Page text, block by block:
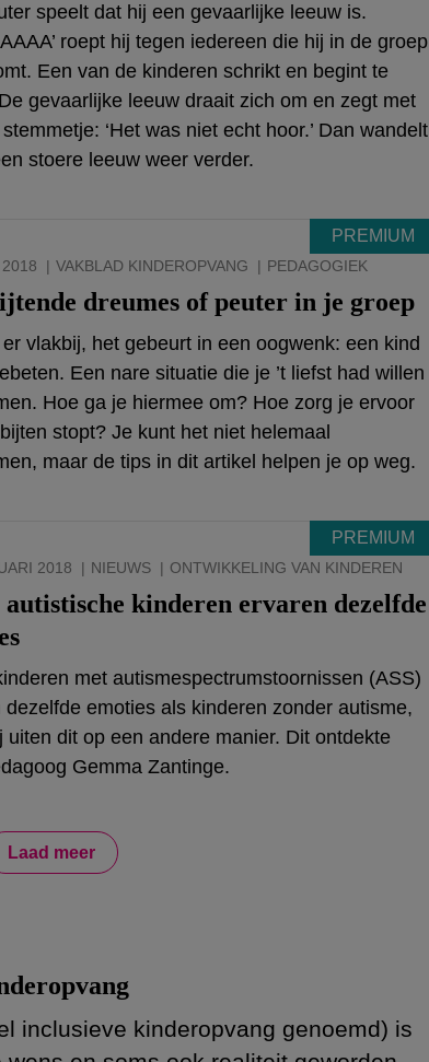
speelt dat hij een gevaarlijke leeuw is.
roept hij tegen iedereen die hij in de groep
Een van de kinderen schrikt en begint te
gevaarlijke leeuw draait zich om en zegt met
‘Het was niet echt hoor.’ Dan wandelt
stoere leeuw weer verder.
VAKBLAD KINDEROPVANG PEDAGOGIEK
dreumes of peuter in je groep
vlakbij, het gebeurt in een oogwenk: een kind
Een nare situatie die je ’t liefst had willen
Hoe ga je hiermee om? Hoe zorg je ervoor
stopt? Je kunt het niet helemaal
maar de tips in dit artikel helpen je op weg.
2018 NIEUWS ONTWIKKELING VAN KINDEREN
autistische kinderen ervaren dezelfde
met autismespectrumstoornissen (ASS)
dezelfde emoties als kinderen zonder autisme,
uiten dit op een andere manier. Dit ontdekte
Gemma Zantinge.
Laad meer
inclusieve kinderopvang genoemd) is